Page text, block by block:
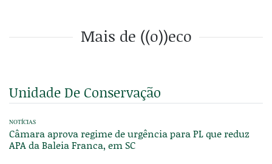
Mais de ((o))eco
Unidade De Conservação
NOTÍCIAS
Câmara aprova regime de urgência para PL que reduz
APA da Baleia Franca, em SC